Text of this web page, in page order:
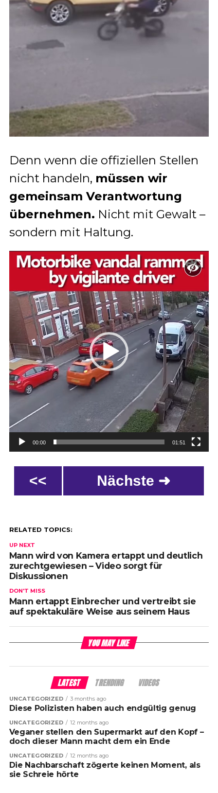
Denn wenn die offiziellen Stellen
nicht handeln, müssen wir
gemeinsam Verantwortung
übernehmen. Nicht mit Gewalt –
sondern mit Haltung.
Video
Player
00:00 01:51
<< Nächste ➜
RELATED TOPICS:
UP NEXT
Mann wird von Kamera ertappt und deutlich
zurechtgewiesen – Video sorgt für
Diskussionen
DON'T MISS
Mann ertappt Einbrecher und vertreibt sie
auf spektakuläre Weise aus seinem Haus
YOU MAY LIKE
LATEST TRENDING VIDEOS
UNCATEGORIZED 3 months ago
Diese Polizisten haben auch endgültig genug
UNCATEGORIZED 12 months ago
Veganer stellen den Supermarkt auf den Kopf –
doch dieser Mann macht dem ein Ende
UNCATEGORIZED 12 months ago
Die Nachbarschaft zögerte keinen Moment, als
sie Schreie hörte